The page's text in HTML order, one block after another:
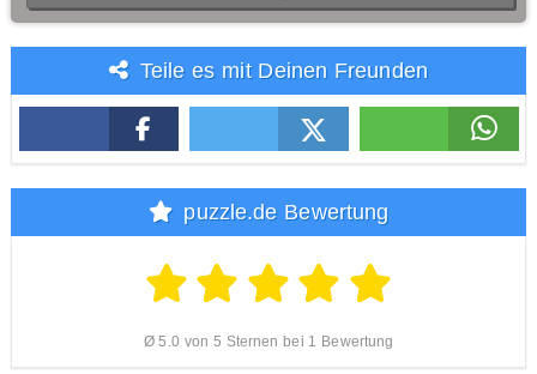
Teile es mit Deinen Freunden
puzzle.de Bewertung
Ø 5.0 von 5 Sternen bei 1 Bewertung